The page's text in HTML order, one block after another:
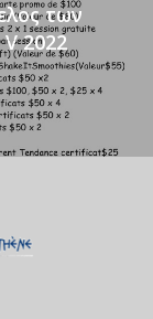
των
2022